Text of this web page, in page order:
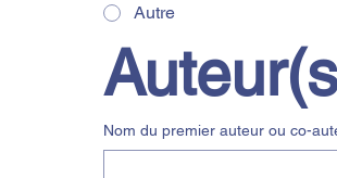
Autre
Nom du premier auteur ou co-